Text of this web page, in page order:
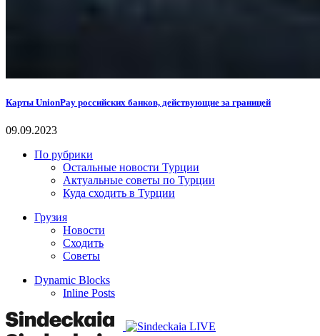
Карты UnionPay российских банков, действующие за границей
09.09.2023
По рубрики
Остальные новости Турции
Актуальные советы по Турции
Куда сходить в Турции
Грузия
Новости
Сходить
Советы
Dynamic Blocks
Inline Posts